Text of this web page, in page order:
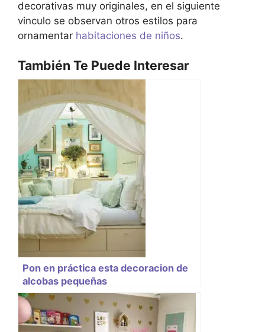
decorativas muy originales, en el siguiente
vinculo se observan otros estilos para
ornamentar habitaciones de niños.
También Te Puede Interesar
Pon en práctica esta decoracion de
alcobas pequeñas